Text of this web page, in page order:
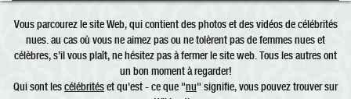
Vous parcourez le site Web, qui contient des photos et des vidéos de célébrités
nues. au cas où vous ne aimez pas ou ne tolèrent pas de femmes nues et
célèbres, s’il vous plaît, ne hésitez pas à fermer le site web. Tous les autres ont
un bon moment à regarder!
Qui sont lescélébritéset qu'est - ce que "nu" signifie, vous pouvez trouver sur